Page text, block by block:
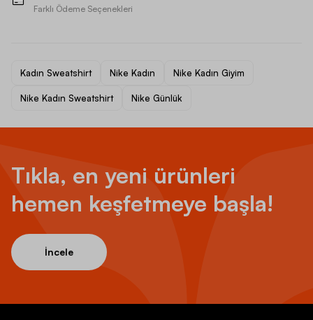
Farklı Ödeme Seçenekleri
Kadın Sweatshirt Nike Kadın Nike Kadın Giyim
Nike Kadın Sweatshirt Nike Günlük
Tıkla, en yeni ürünleri
hemen keşfetmeye başla!
İncele